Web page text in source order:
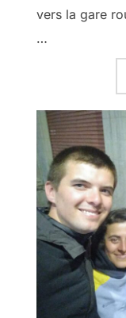
vers la gare
…